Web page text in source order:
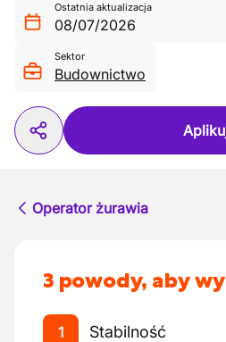
Ostatnia aktualizacja
08/07/2026
Sektor
Budownictwo
Operator żurawia
3 powody, aby
1 Stabilność